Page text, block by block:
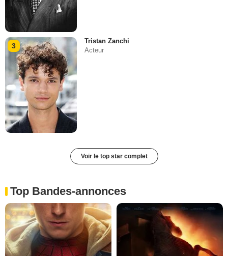
3
Tristan Zanchi
Acteur
Voir le top star complet
Top Bandes-annonces